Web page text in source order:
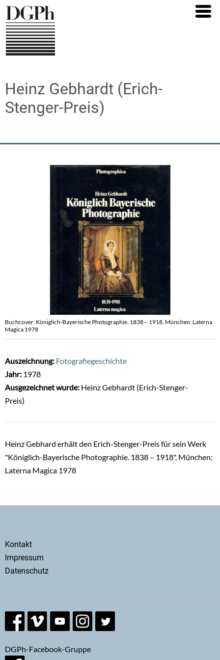
Direkt
zum
Inhalt
Heinz Gebhardt (Erich-
Stenger-Preis)
Buchcover: Königlich-Bayerische Photographie. 1838 – 1918, München: Laterna
Magica 1978
Auszeichnung: Fotografiegeschichte
Jahr: 1978
Ausgezeichnet wurde: Heinz Gebhardt (Erich-Stenger-
Preis)
Heinz Gebhard erhält den Erich-Stenger-Preis für sein Werk
"Königlich-Bayerische Photographie. 1838 – 1918", München:
Laterna Magica 1978
Secondary
menu
Kontakt
Impressum
Datenschutz
DGPh-Facebook-Gruppe